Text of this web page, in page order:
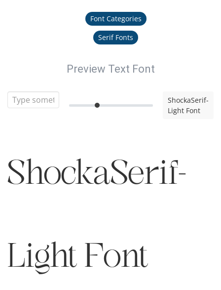
Font Categories
Serif Fonts
Preview Text Font
ShockaSerif-
Light Font
ShockaSerif-
Light Font